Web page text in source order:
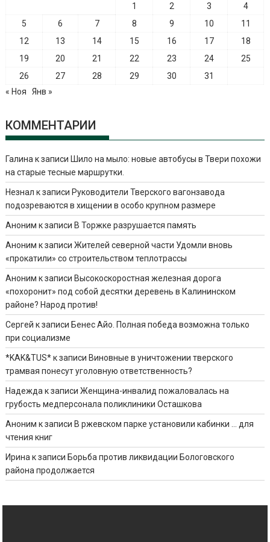
1
2 3
4
5
6 7 8 9 10
11
12
13 14 15 16 17
18
19
20 21 22 23 24
25
26
27 28 29 30
31
« Ноя
Янв »
КОММЕНТАРИИ
Галина к записи Шило на мыло: новые автобусы в Твери похожи
на старые тесные маршрутки.
Незнал к записи Руководители Тверского вагонзавода
подозреваются в хищении в особо крупном размере
Аноним к записи В Торжке разрушается память
Аноним к записиЖителей северной части Удомли вновь
«прокатили» со строительством теплотрассы
Аноним к записи Высокоскоростная железная дорога
«похоронит» под собой десятки деревень в Калининском
районе? Народ против!
Сергей к записи Бенес Айо. Полная победа возможна только
при социализме
*KAK&TUS*к записи Виновные в уничтожении тверского
трамвая понесут уголовную ответственность?
Надежда к записиЖенщина-инвалид пожаловалась на
грубость медперсонала поликлиники Осташкова
Аноним к записи В ржевском парке установили кабинки … для
чтения книг
Ирина к записи Борьба против ликвидации Бологовского
района продолжается